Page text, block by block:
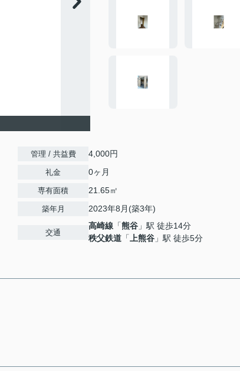
管理 / 共益費 4,000円
礼金 0ヶ月
専有面積 21.65㎡
築年月 2023年8月(築3年)
交通
高崎線 「熊谷 」駅 徒歩14分
秩父鉄道 「 上熊谷 」駅 徒歩5分